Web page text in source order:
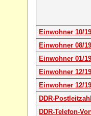
Einwohner 10/
Einwohner 08/
Einwohner 01/
Einwohner 12/
Einwohner 12/
DDR-Postleitzahl
DDR-Telefon-